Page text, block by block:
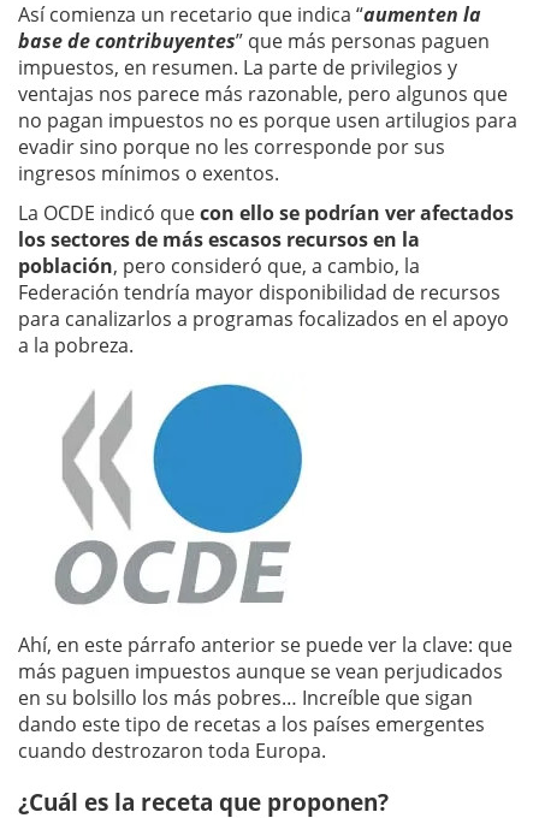
Así comienza un recetario que indica “aumenten la
base de contribuyentes” que más personas paguen
impuestos, en resumen. La parte de privilegios y
ventajas nos parece más razonable, pero algunos que
no pagan impuestos no es porque usen artilugios para
evadir sino porque no les corresponde por sus
ingresos mínimos o exentos.
La OCDE indicó quecon ello se podrían ver afectados
los sectores de más escasos recursos en la
población, pero consideró que, a cambio, la
Federación tendría mayor disponibilidad de recursos
para canalizarlos a programas focalizados en el apoyo
a la pobreza.
Ahí, en este párrafo anterior se puede ver la clave: que
más paguen impuestos aunque se vean perjudicados
en su bolsillo los más pobres… Increíble que sigan
dando este tipo de recetas a los países emergentes
cuando destrozaron toda Europa.
¿Cuál es la receta que proponen?